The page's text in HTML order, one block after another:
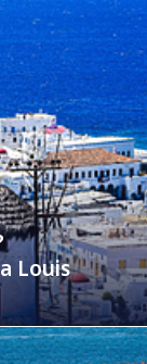
Louis